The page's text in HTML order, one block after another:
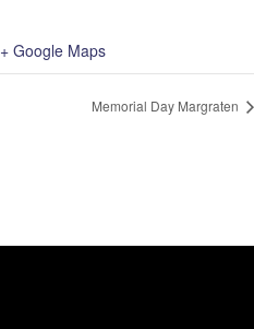
+ Google Maps
Memorial Day Margraten